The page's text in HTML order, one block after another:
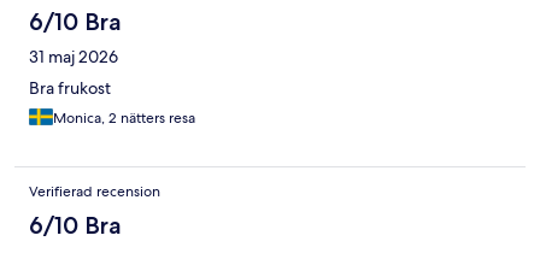
6/10 Bra
31 maj 2026
Bra frukost
Monica, 2 nätters resa
Verifierad recension
6/10 Bra